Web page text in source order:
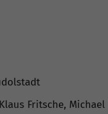
Fritsche,